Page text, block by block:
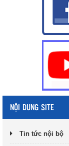
NỘI DUNG SITE
Tin tức nội bộ